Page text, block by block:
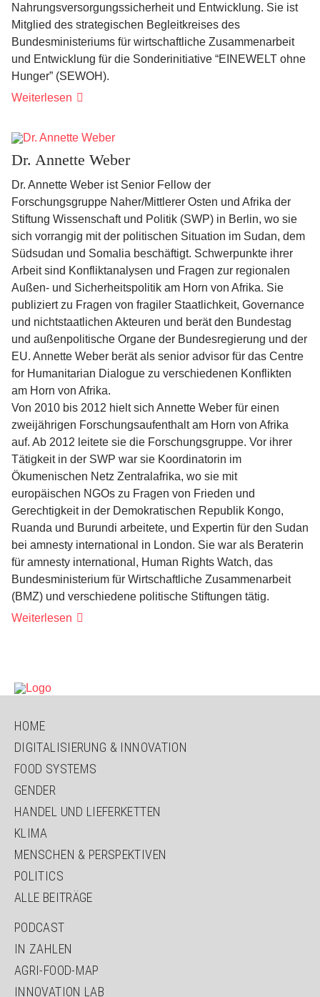
Nahrungsversorgungssicherheit und Entwicklung. Sie ist
Mitglied des strategischen Begleitkreises des
Bundesministeriums für wirtschaftliche Zusammenarbeit
und Entwicklung für die Sonderinitiative “EINEWELT ohne
Hunger” (SEWOH).
Weiterlesen
Dr. Annette Weber
Dr. Annette Weber ist Senior Fellow der
Forschungsgruppe Naher/Mittlerer Osten und Afrika der
Stiftung Wissenschaft und Politik (SWP) in Berlin, wo sie
sich vorrangig mit der politischen Situation im Sudan, dem
Südsudan und Somalia beschäftigt. Schwerpunkte ihrer
Arbeit sind Konfliktanalysen und Fragen zur regionalen
Außen- und Sicherheitspolitik am Horn von Afrika. Sie
publiziert zu Fragen von fragiler Staatlichkeit, Governance
und nichtstaatlichen Akteuren und berät den Bundestag
und außenpolitische Organe der Bundesregierung und der
EU. Annette Weber berät als senior advisor für das Centre
for Humanitarian Dialogue zu verschiedenen Konflikten
am Horn von Afrika.
Von 2010 bis 2012 hielt sich Annette Weber für einen
zweijährigen Forschungsaufenthalt am Horn von Afrika
auf. Ab 2012 leitete sie die Forschungsgruppe. Vor ihrer
Tätigkeit in der SWP war sie Koordinatorin im
Ökumenischen Netz Zentralafrika, wo sie mit
europäischen NGOs zu Fragen von Frieden und
Gerechtigkeit in der Demokratischen Republik Kongo,
Ruanda und Burundi arbeitete, und Expertin für den Sudan
bei amnesty international in London. Sie war als Beraterin
für amnesty international, Human Rights Watch, das
Bundesministerium für Wirtschaftliche Zusammenarbeit
(BMZ) und verschiedene politische Stiftungen tätig.
Weiterlesen
NAVIGATION
ÜBERSPRINGEN
HOME
DIGITALISIERUNG & INNOVATION
FOOD SYSTEMS
GENDER
HANDEL UND LIEFERKETTEN
KLIMA
MENSCHEN & PERSPEKTIVEN
POLITICS
ALLE BEITRÄGE
NAVIGATION
ÜBERSPRINGEN
PODCAST
IN ZAHLEN
AGRI-FOOD-MAP
INNOVATION LAB